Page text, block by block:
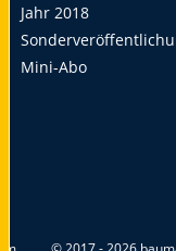
Jahr 2018
Mini-Abo